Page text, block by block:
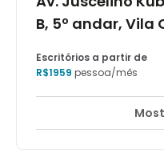
B, 5º andar, Vila
Monitorização CCTV 24
Escritórios a partir de
R$1959 pessoa/mês